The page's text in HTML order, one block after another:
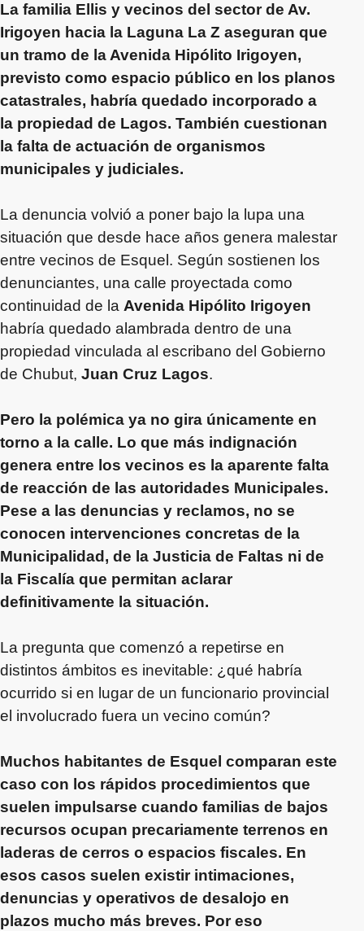
La familia Ellis y vecinos del sector de Av.
Irigoyen hacia la Laguna La Z aseguran que
un tramo de la Avenida Hipólito Irigoyen,
previsto como espacio público en los planos
catastrales, habría quedado incorporado a
la propiedad de Lagos. También cuestionan
la falta de actuación de organismos
municipales y judiciales.
La denuncia volvió a poner bajo la lupa una
situación que desde hace años genera malestar
entre vecinos de Esquel. Según sostienen los
denunciantes, una calle proyectada como
continuidad de la Avenida Hipólito Irigoyen
habría quedado alambrada dentro de una
propiedad vinculada al escribano del Gobierno
de Chubut, Juan Cruz Lagos.
Pero la polémica ya no gira únicamente en
torno a la calle. Lo que más indignación
genera entre los vecinos es la aparente falta
de reacción de las autoridades Municipales.
Pese a las denuncias y reclamos, no se
conocen intervenciones concretas de la
Municipalidad, de la Justicia de Faltas ni de
la Fiscalía que permitan aclarar
definitivamente la situación.
La pregunta que comenzó a repetirse en
distintos ámbitos es inevitable: ¿qué habría
ocurrido si en lugar de un funcionario provincial
el involucrado fuera un vecino común?
Muchos habitantes de Esquel comparan este
caso con los rápidos procedimientos que
suelen impulsarse cuando familias de bajos
recursos ocupan precariamente terrenos en
laderas de cerros o espacios fiscales. En
esos casos suelen existir intimaciones,
denuncias y operativos de desalojo en
plazos mucho más breves. Por eso